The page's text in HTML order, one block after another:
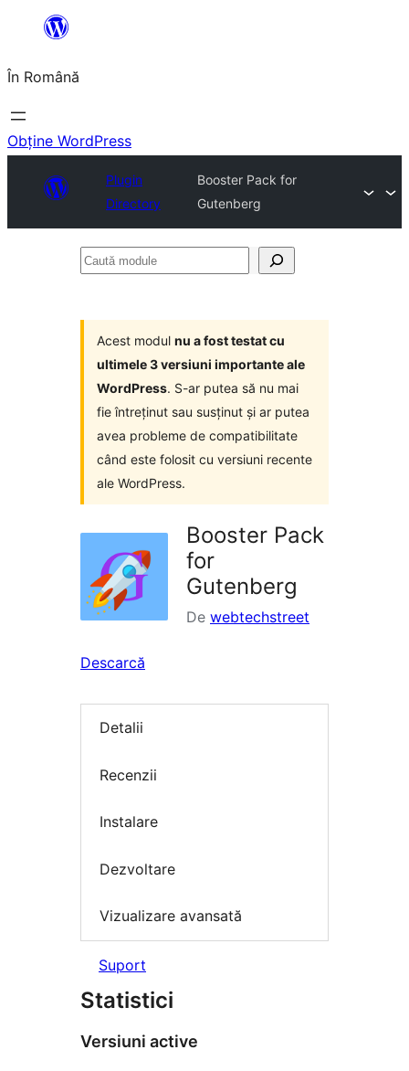
conținut
În Română
Obține WordPress
Plugin
Directory
Booster Pack for
Gutenberg
Caută
Acest modul nu a fost testat cu
ultimele 3 versiuni importante ale
WordPress. S-ar putea să nu mai
fie întreținut sau susținut și ar putea
avea probleme de compatibilitate
când este folosit cu versiuni recente
ale WordPress.
Booster Pack
for
Gutenberg
De webtechstreet
Descarcă
Detalii
Recenzii
Instalare
Dezvoltare
Vizualizare avansată
Suport
Statistici
Versiuni active